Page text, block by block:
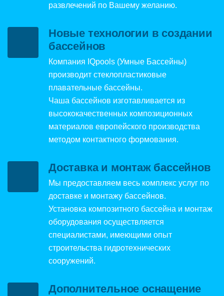
развлечений по Вашему желанию.
Новые технологии в создании
бассейнов
Компания IQpools (Умные Бассейны)
производит стеклопластиковые
плавательные бассейны.
Чаша бассейнов изготавливается из
высококачественных композиционных
материалов европейского производства
методом контактного формования.
Доставка и монтаж бассейнов
Мы предоставляем весь комплекс услуг по
доставке и монтажу бассейнов.
Установка композитного бассейна и монтаж
оборудования осуществляется
специалистами, имеющими опыт
строительства гидротехнических
сооружений.
Дополнительное оснащение